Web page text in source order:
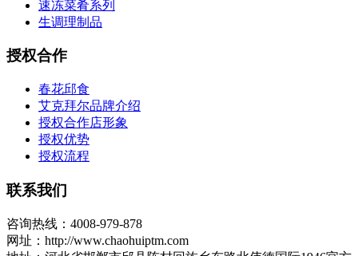
速冻菜肴系列
生调理制品
授权合作
春花邱食
艾克拜尔品牌介绍
授权合作店形象
授权优势
授权流程
联系我们
咨询热线：4008-979-878
网址：http://www.chaohuiptm.com